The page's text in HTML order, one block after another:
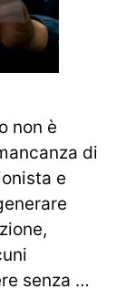
non è
di
e
senza …